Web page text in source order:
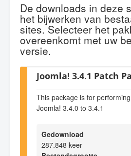
De downloads in deze
het bijwerken van
sites. Selecteer het
overeenkomt met uw
versie.
Joomla! 3.4.1 Patch
This package is for
Joomla! 3.4.0 to 3.4.1
Gedownload
287.848 keer